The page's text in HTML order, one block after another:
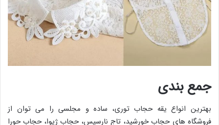
جمع بندی
بهترین انواع یقه حجاب توری، ساده و مجلسی را می توان از
فروشگاه های حجاب خورشید، تاج نارسیس، حجاب ژیوا، حجاب حورا